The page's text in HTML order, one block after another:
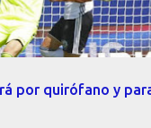
por quirófano y